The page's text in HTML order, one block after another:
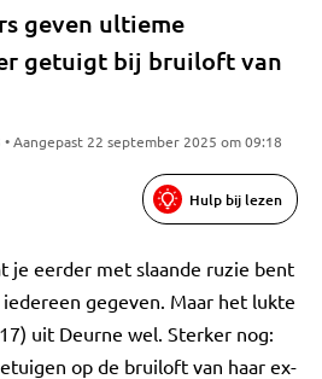
geven ultieme
getuigt bij bruiloft van
Aangepast 22 september 2025 om 09:18
Hulp bij lezen
je eerder met slaande ruzie bent
gegeven. Maar het lukte
uit Deurne wel. Sterker nog:
op de bruiloft van haar ex-